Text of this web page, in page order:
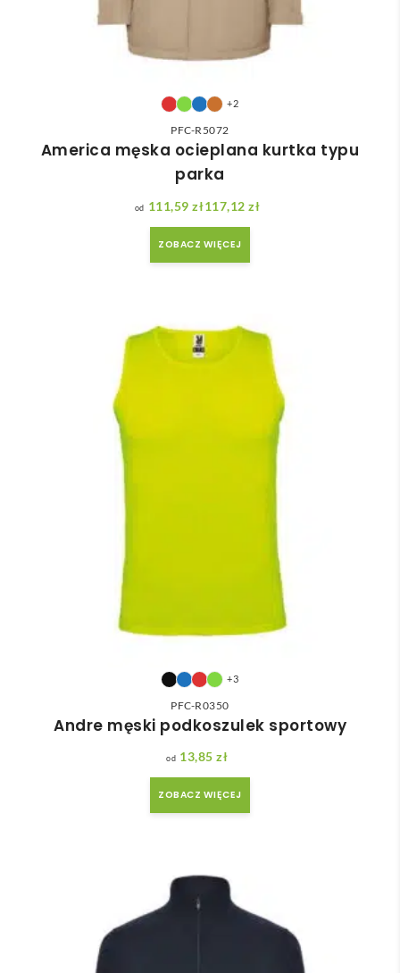
+2
PFC-R5072
America męska ocieplana kurtka typu
parka
111,59 zł117,12 zł
ZOBACZ WIĘCEJ
+3
PFC-R0350
Andre męski podkoszulek sportowy
13,85zł
ZOBACZ WIĘCEJ